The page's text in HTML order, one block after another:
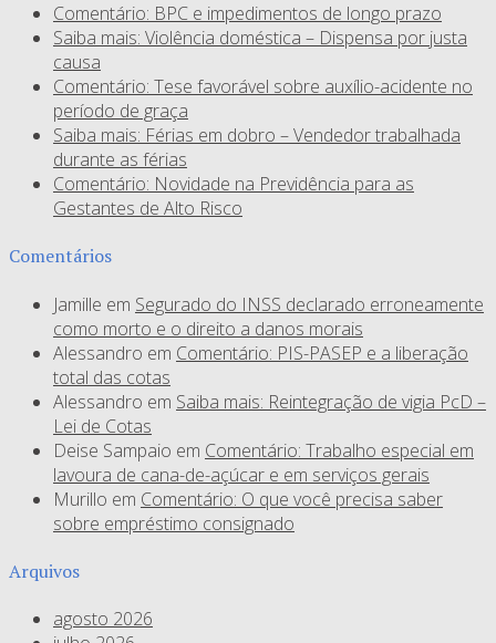
Comentário: BPC e impedimentos de longo prazo
Saiba mais: Violência doméstica – Dispensa por justa
causa
Comentário: Tese favorável sobre auxílio-acidente no
período de graça
Saiba mais: Férias em dobro – Vendedor trabalhada
durante as férias
Comentário: Novidade na Previdência para as
Gestantes de Alto Risco
Comentários
Jamille em Segurado do INSS declarado erroneamente
como morto e o direito a danos morais
Alessandro em Comentário: PIS-PASEP e a liberação
total das cotas
Alessandro em Saiba mais: Reintegração de vigia PcD –
Lei de Cotas
Deise Sampaio em Comentário: Trabalho especial em
lavoura de cana-de-açúcar e em serviços gerais
Murillo em Comentário: O que você precisa saber
sobre empréstimo consignado
Arquivos
agosto 2026